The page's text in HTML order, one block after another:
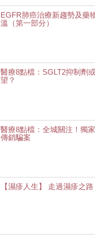
EGFR肺癌治療新趨勢及藥
溫（第一部分）
醫療8點檔：SGLT2抑制劑
望？
醫療8點檔：全城關注！獨
傳銷騙案
【濕疹人生】 走過濕疹之路